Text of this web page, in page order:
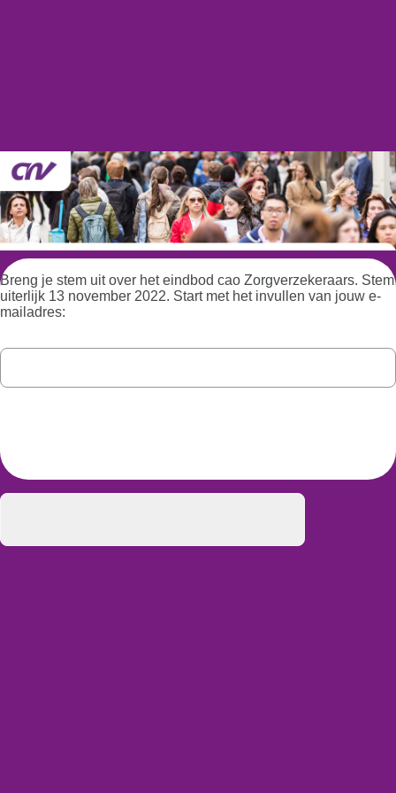
Breng je stem uit over het eindbod cao Zorgverzekeraars. Stem
uiterlijk 13 november 2022. Start met het invullen van jouw e-
mailadres: